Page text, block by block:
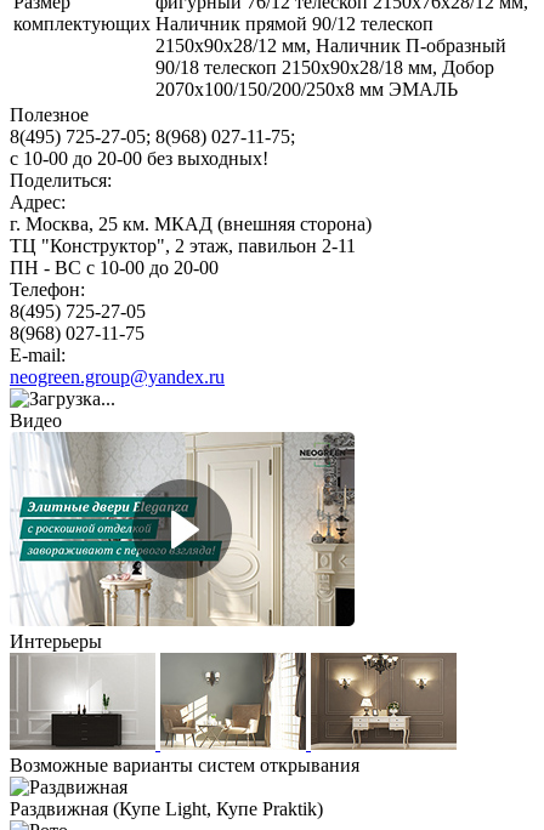
комплектующих Наличник прямой 90/12 телескоп
2150х90х28/12 мм, Наличник П-образный
90/18 телескоп 2150х90х28/18 мм, Добор
2070х100/150/200/250х8 мм ЭМАЛЬ
Полезное
8(495) 725-27-05; 8(968) 027-11-75;
с 10-00 до 20-00 без выходных!
Поделиться:
Адрес:
г. Москва, 25 км. МКАД (внешняя сторона)
ТЦ "Конструктор", 2 этаж, павильон 2-11
ПН - ВС с 10-00 до 20-00
Телефон:
8(495) 725-27-05
8(968) 027-11-75
E-mail:
neogreen.group@yandex.ru
Видео
Интерьеры
Возможные варианты систем открывания
Раздвижная (Купе Light, Купе Praktik)